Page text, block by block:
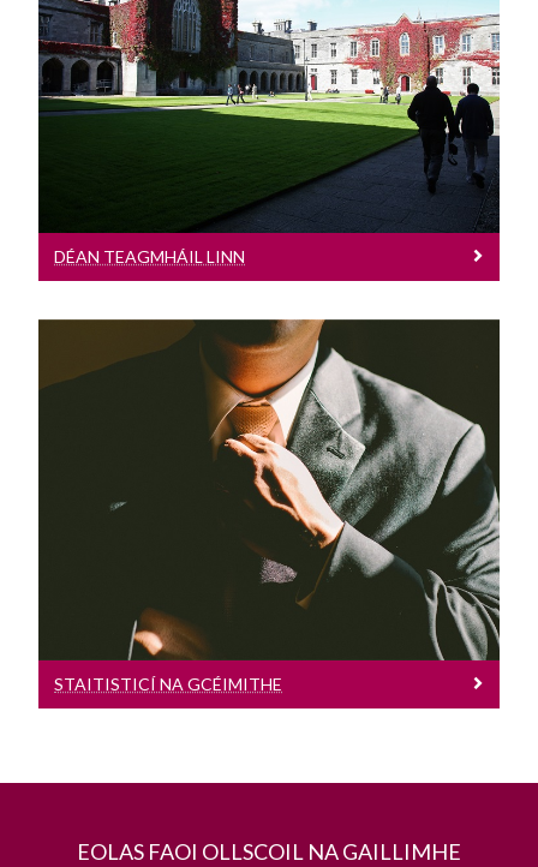
Déan Teagmháil Linn
Déan teagmháil leis an bhfoireann
rannpháirtíochta fostóirí
DÉAN TEAGMHÁIL LINN
Staitisticí Na GCéimithe
In Ollscoil na Gaillimhe tugtar na
scileanna & an t-eolas do mhic léinn a
ullmhóidh iad d’ionad oibre an lae inniu
STAITISTICÍ NA GCÉIMITHE
EOLAS FAOI OLLSCOIL NA GAILLIMHE